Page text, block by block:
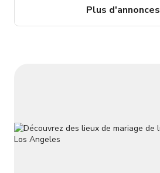
PROMOTIONNEL est en vigueur ! Hollywood Haven est
Plus d'annonces